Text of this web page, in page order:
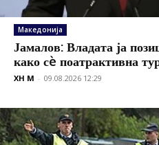
Македонија
Јамалов: Владата ја
како сè поатрактивна
XH M - 09.08.2026 12:29